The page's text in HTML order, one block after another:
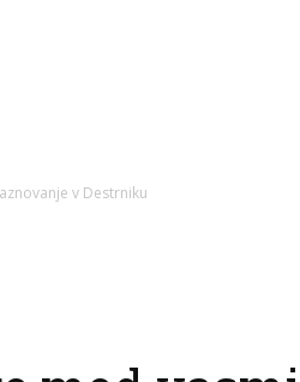
v Destrniku